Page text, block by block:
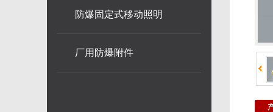
防爆固定式移动照明
厂用防爆附件